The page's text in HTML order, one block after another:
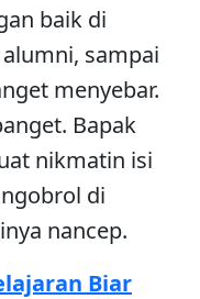
baik di
sampai
menyebar.
Bapak
nikmatin isi
di
nancep.
Biar